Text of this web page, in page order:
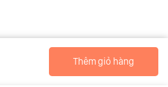
Thêm giỏ hàng